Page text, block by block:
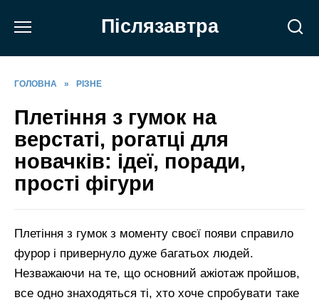
Післязавтра
ГОЛОВНА » РІЗНЕ
Плетіння з гумок на
верстаті, рогатці для
новачків: ідеї, поради,
прості фігури
Плетіння з гумок з моменту своєї появи справило
фурор і привернуло дуже багатьох людей.
Незважаючи на те, що основний ажіотаж пройшов,
все одно знаходяться ті, хто хоче спробувати таке